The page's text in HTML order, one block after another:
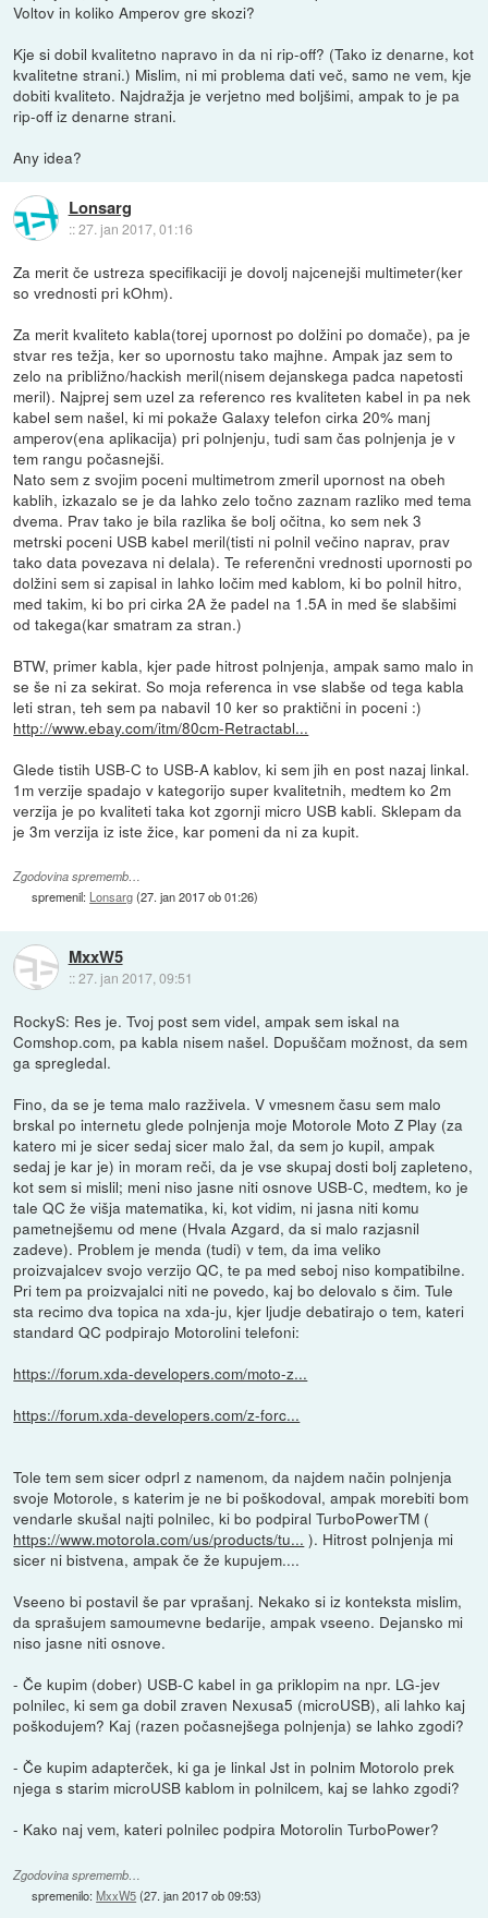
Voltov in koliko Amperov gre skozi?
Kje si dobil kvalitetno napravo in da ni rip-off? (Tako iz denarne, kot
kvalitetne strani.) Mislim, ni mi problema dati več, samo ne vem, kje
dobiti kvaliteto. Najdražja je verjetno med boljšimi, ampak to je pa
rip-off iz denarne strani.
Any idea?
Lonsarg
::27. jan 2017, 01:16
Za merit če ustreza specifikaciji je dovolj najcenejši multimeter(ker
so vrednosti pri kOhm).
Za merit kvaliteto kabla(torej upornost po dolžini po domače), pa je
stvar res težja, ker so upornostu tako majhne. Ampak jaz sem to
zelo na približno/hackish meril(nisem dejanskega padca napetosti
meril). Najprej sem uzel za referenco res kvaliteten kabel in pa nek
kabel sem našel, ki mi pokaže Galaxy telefon cirka 20% manj
amperov(ena aplikacija) pri polnjenju, tudi sam čas polnjenja je v
tem rangu počasnejši.
Nato sem z svojim poceni multimetrom zmeril upornost na obeh
kablih, izkazalo se je da lahko zelo točno zaznam razliko med tema
dvema. Prav tako je bila razlika še bolj očitna, ko sem nek 3
metrski poceni USB kabel meril(tisti ni polnil večino naprav, prav
tako data povezava ni delala). Te referenčni vrednosti upornosti po
dolžini sem si zapisal in lahko ločim med kablom, ki bo polnil hitro,
med takim, ki bo pri cirka 2A že padel na 1.5A in med še slabšimi
od takega(kar smatram za stran.)
BTW, primer kabla, kjer pade hitrost polnjenja, ampak samo malo in
se še ni za sekirat. So moja referenca in vse slabše od tega kabla
leti stran, teh sem pa nabavil 10 ker so praktični in poceni :)
http://www.ebay.com/itm/80cm-Retractabl...
Glede tistih USB-C to USB-A kablov, ki sem jih en post nazaj linkal.
1m verzije spadajo v kategorijo super kvalitetnih, medtem ko 2m
verzija je po kvaliteti taka kot zgornji micro USB kabli. Sklepam da
je 3m verzija iz iste žice, kar pomeni da ni za kupit.
Zgodovina sprememb…
spremenil: Lonsarg(27. jan 2017 ob 01:26)
MxxW5
::27. jan 2017, 09:51
RockyS: Res je. Tvoj post sem videl, ampak sem iskal na
Comshop.com, pa kabla nisem našel. Dopuščam možnost, da sem
ga spregledal.
Fino, da se je tema malo razživela. V vmesnem času sem malo
brskal po internetu glede polnjenja moje Motorole Moto Z Play (za
katero mi je sicer sedaj sicer malo žal, da sem jo kupil, ampak
sedaj je kar je) in moram reči, da je vse skupaj dosti bolj zapleteno,
kot sem si mislil; meni niso jasne niti osnove USB-C, medtem, ko je
tale QC že višja matematika, ki, kot vidim, ni jasna niti komu
pametnejšemu od mene (Hvala Azgard, da si malo razjasnil
zadeve). Problem je menda (tudi) v tem, da ima veliko
proizvajalcev svojo verzijo QC, te pa med seboj niso kompatibilne.
Pri tem pa proizvajalci niti ne povedo, kaj bo delovalo s čim. Tule
sta recimo dva topica na xda-ju, kjer ljudje debatirajo o tem, kateri
standard QC podpirajo Motorolini telefoni:
https://forum.xda-developers.com/moto-z...
https://forum.xda-developers.com/z-forc...
Tole tem sem sicer odprl z namenom, da najdem način polnjenja
svoje Motorole, s katerim je ne bi poškodoval, ampak morebiti bom
vendarle skušal najti polnilec, ki bo podpiral TurboPowerTM (
https://www.motorola.com/us/products/tu... ). Hitrost polnjenja mi
sicer ni bistvena, ampak če že kupujem....
Vseeno bi postavil še par vprašanj. Nekako si iz konteksta mislim,
da sprašujem samoumevne bedarije, ampak vseeno. Dejansko mi
niso jasne niti osnove.
- Če kupim (dober) USB-C kabel in ga priklopim na npr. LG-jev
polnilec, ki sem ga dobil zraven Nexusa5 (microUSB), ali lahko kaj
poškodujem? Kaj (razen počasnejšega polnjenja) se lahko zgodi?
- Če kupim adapterček, ki ga je linkal Jst in polnim Motorolo prek
njega s starim microUSB kablom in polnilcem, kaj se lahko zgodi?
- Kako naj vem, kateri polnilec podpira Motorolin TurboPower?
Zgodovina sprememb…
spremenilo:MxxW5(27. jan 2017 ob 09:53)